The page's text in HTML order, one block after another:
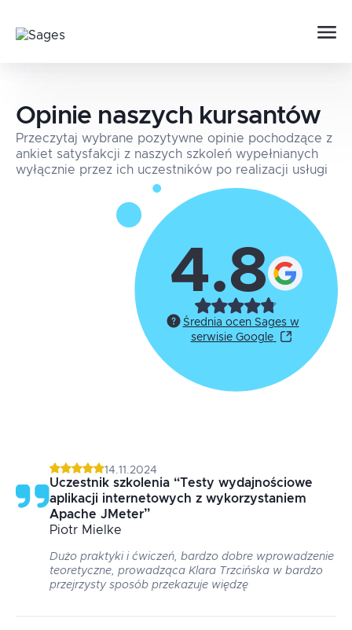
Opinie naszych kursantów
Przeczytaj wybrane pozytywne opinie pochodzące z
ankiet satysfakcji z naszych szkoleń wypełnianych
wyłącznie przez ich uczestników po realizacji usługi
4.8
Średnia ocen Sages w
serwisie Google
14.11.2024
Uczestnik szkolenia “Testy wydajnościowe
aplikacji internetowych z wykorzystaniem
Apache JMeter”
Piotr Mielke
Dużo praktyki i ćwiczeń, bardzo dobre wprowadzenie
teoretyczne, prowadząca Klara Trzcińska w bardzo
przejrzysty sposób przekazuje więdzę